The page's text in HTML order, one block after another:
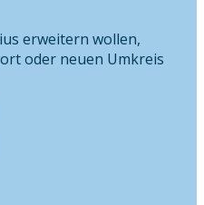
erweitern wollen,
oder neuen Umkreis